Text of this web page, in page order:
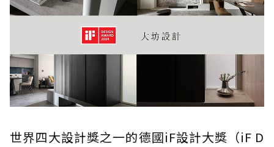
世界四大設計獎之一的德國iF設計大獎（iF D